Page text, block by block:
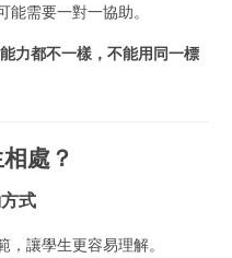
需要一對一協助。
力都不一樣，不能用同一標
處？
式
讓學生更容易理解。